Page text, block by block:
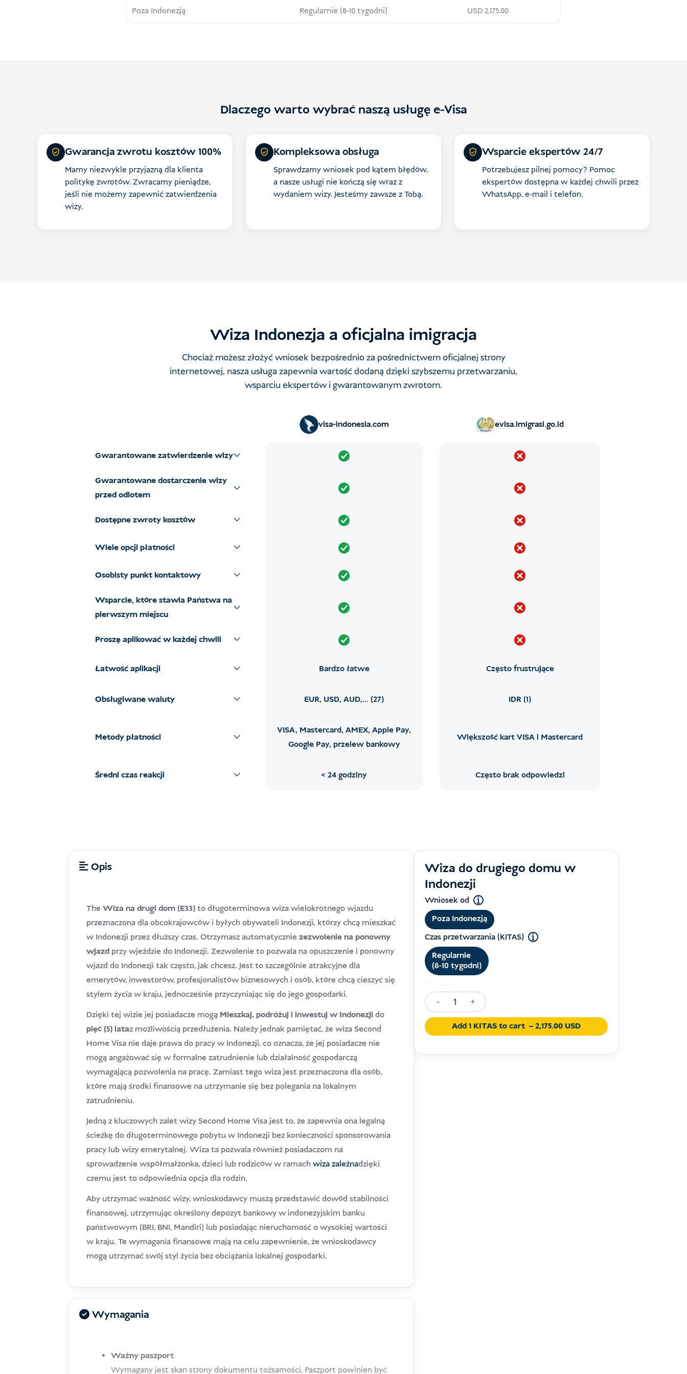
Poza Indonezją Regularnie (8-10 tygodni) USD2,175.00
Dlaczego warto wybrać naszą usługę e-Visa
Gwarancja zwrotu kosztów 100%
Mamy niezwykle przyjazną dla klienta
politykę zwrotów. Zwracamy pieniądze,
jeśli nie możemy zapewnić zatwierdzenia
wizy.
Kompleksowa obsługa
Sprawdzamy wniosek pod kątem błędów,
a nasze usługi nie kończą się wraz z
wydaniem wizy. Jesteśmy zawsze z Tobą.
Wsparcie ekspertów 24/7
Potrzebujesz pilnej pomocy? Pomoc
ekspertów dostępna w każdej chwili przez
WhatsApp, e-mail i telefon.
Wiza Indonezja a oficjalna imigracja
Chociaż możesz złożyć wniosek bezpośrednio za pośrednictwem oficjalnej strony
internetowej, nasza usługa zapewnia wartość dodaną dzięki szybszemu przetwarzaniu,
wsparciu ekspertów i gwarantowanym zwrotom.
visa-indonesia.com evisa.imigrasi.go.id
Gwarantowane zatwierdzenie wizy
Gwarantowane dostarczenie wizy
przed odlotem
Dostępne zwroty kosztów
Wiele opcji płatności
Osobisty punkt kontaktowy
Wsparcie, które stawia Państwa na
pierwszym miejscu
Proszę aplikować w każdej chwili
Łatwość aplikacji Bardzo łatwe Często frustrujące
Obsługiwane waluty EUR, USD, AUD,... (27) IDR (1)
Metody płatności
VISA, Mastercard, AMEX, Apple Pay,
Google Pay, przelew bankowy
Większość kart VISA i Mastercard
Średni czas reakcji 24 godziny Często brak odpowiedzi
Opis
TheWiza na drugi dom (E33)to długoterminowa wiza wielokrotnego wjazdu
przeznaczona dla obcokrajowców i byłych obywateli Indonezji, którzy chcą mieszkać
w Indonezji przez dłuższy czas. Otrzymasz automatyczniezezwolenie na ponowny
wjazd przy wjeździe do Indonezji. Zezwolenie to pozwala na opuszczenie i ponowny
wjazd do Indonezji tak często, jak chcesz. Jest to szczególnie atrakcyjne dla
emerytów, inwestorów, profesjonalistów biznesowych i osób, które chcą cieszyć się
stylem życia w kraju, jednocześnie przyczyniając się do jego gospodarki.
Dzięki tej wizie jej posiadacze mogą Mieszkaj, podróżuj i inwestuj w Indonezjido
pięć (5)lataz możliwością przedłużenia. Należy jednak pamiętać, że wiza Second
Home Visa nie daje prawa do pracy w Indonezji, co oznacza, że jej posiadacze nie
mogą angażować się w formalne zatrudnienie lub działalność gospodarczą
wymagającą pozwolenia na pracę. Zamiast tego wiza jest przeznaczona dla osób,
które mają środki finansowe na utrzymanie się bez polegania na lokalnym
zatrudnieniu.
Jedną z kluczowych zalet wizy Second Home Visa jest to, że zapewnia ona legalną
ścieżkę do długoterminowego pobytu w Indonezji bez konieczności sponsorowania
pracy lub wizy emerytalnej. Wiza ta pozwala również posiadaczom na
sprowadzenie współmałżonka, dzieci lub rodziców w ramachwiza zależnadzięki
czemu jest to odpowiednia opcja dla rodzin.
Aby utrzymać ważność wizy, wnioskodawcy muszą przedstawić dowód stabilności
finansowej, utrzymując określony depozyt bankowy w indonezyjskim banku
państwowym (BRI, BNI, Mandiri) lub posiadając nieruchomość o wysokiej wartości
w kraju. Te wymagania finansowe mają na celu zapewnienie, że wnioskodawcy
mogą utrzymać swój styl życia bez obciążania lokalnej gospodarki.
Wymagania
Ważny paszport
Wymagany jest skan strony dokumentu tożsamości. Paszport powinien być
Wiza do drugiego domu w
Indonezji
Wniosek od
Poza Indonezją
Czas przetwarzania (KITAS)
Regularnie
(8-10 tygodni)
-
Ilość
Second
Home
+
Add 1 KITAS to cart – 2,175.00 USD